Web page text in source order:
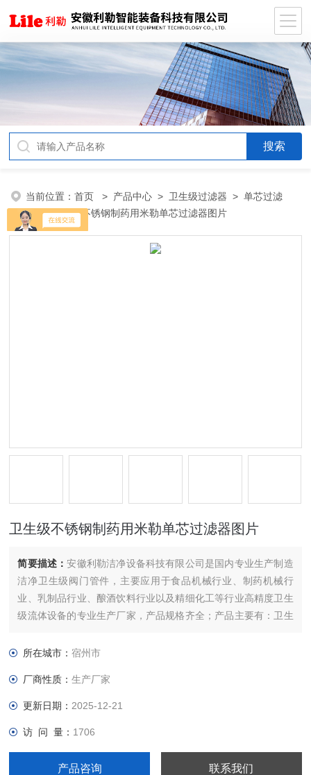
当前位置：首页 > 产品中心 > 卫生级过滤器 >单芯过滤
器
> 卫生级不锈钢制药用米勒单芯过滤器图片
卫生级不锈钢制药用米勒单芯过滤器图片
简要描述：安徽利勒洁净设备科技有限公司是国内专业生产制造
洁净卫生级阀门管件，主要应用于食品机械行业、制药机械行
业、乳制品行业、酿酒饮料行业以及精细化工等行业高精度卫生
级流体设备的专业生产厂家，产品规格齐全；产品主要有：卫生
空法兰，真空管件，真空弯头，真空三通，真空大小头，ISO法
所在城市：宿州市
厂商性质：生产厂家
更新日期： 2025-12-21
访 问 量： 1706
产品咨询 联系我们